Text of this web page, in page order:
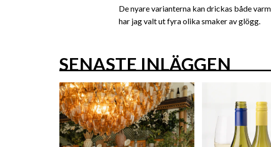
De nyare varianterna kan drickas både
har jag valt ut fyra olika smaker av glögg.
SENASTE INLÄGGEN